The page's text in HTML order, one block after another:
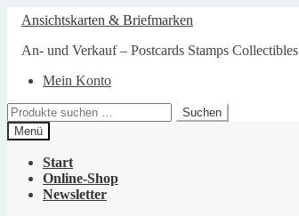
Zur
Navigation
springen
Zum
Inhalt
springen
Ansichtskarten & Briefmarken
An- und Verkauf – Postcards Stamps Collectibles
Mein Konto
Suchen
nach:
Suchen
Menü
Start
Online-Shop
Newsletter